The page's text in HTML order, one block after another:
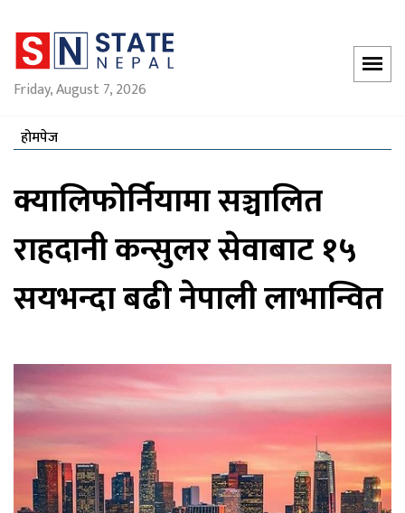
Friday, August 7, 2026
होमपेज
क्यालिफोर्नियामा सञ्चालित
राहदानी कन्सुलर सेवाबाट १५
सयभन्दा बढी नेपाली लाभान्वित